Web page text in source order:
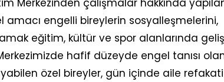
Merkezinden çalışmalar hakkında
amacı engelli bireylerin sosyalleşmelerini,
eğitim, kültür ve spor alanlarında
hafif düzeyde engel tanısı
özel bireyler, gün içinde aile refakati